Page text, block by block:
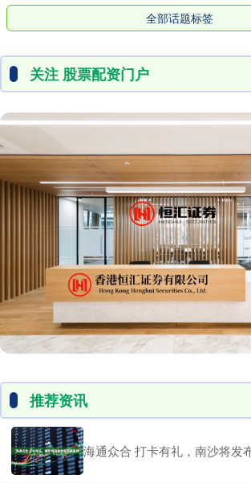
全部话题标签
关注 股票配资门户
推荐资讯
海通众合 打卡有礼，南沙将发